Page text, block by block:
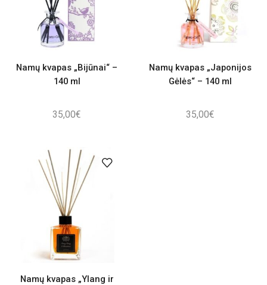
Namų kvapas „Bijūnai“ –
140 ml
35,00€
Namų kvapas „Japonijos
Gėlės“ – 140 ml
35,00€
Namų kvapas „Ylang ir